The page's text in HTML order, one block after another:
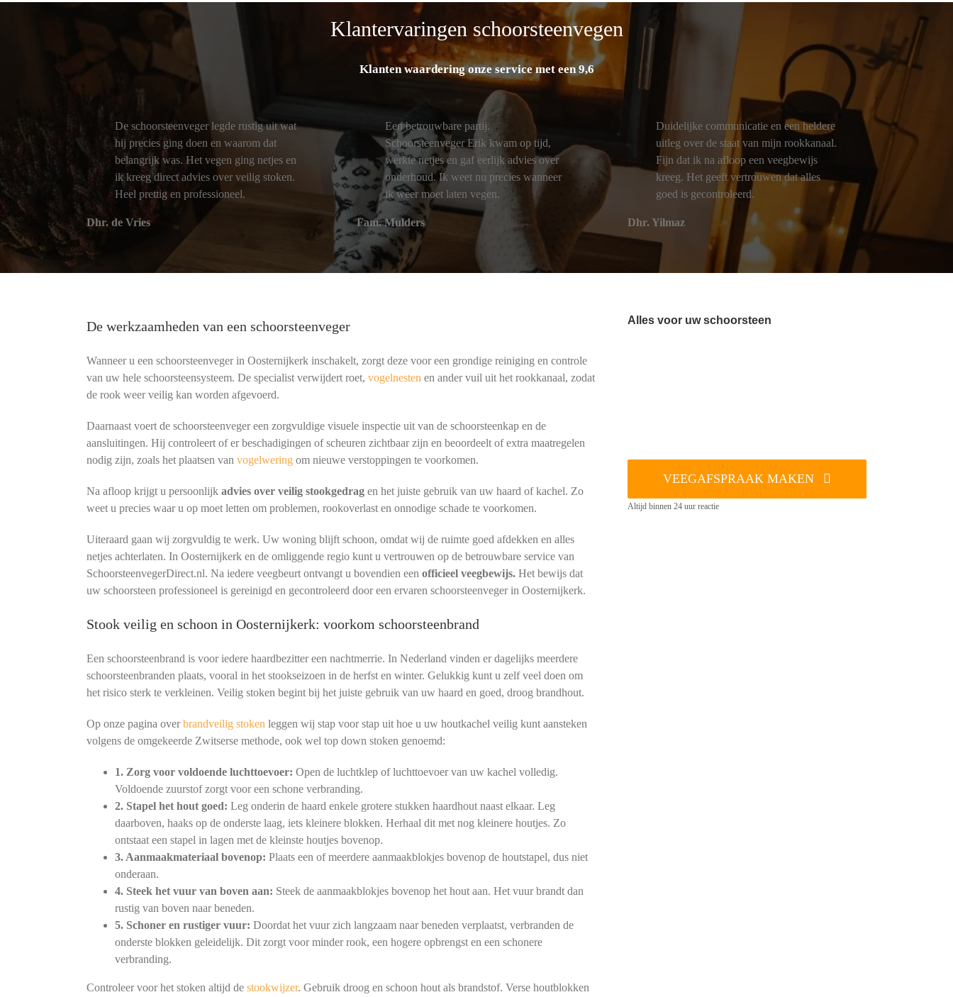
Klantervaringen schoorsteenvegen
Klanten waardering onze service met een 9,6
De schoorsteenveger legde rustig uit wat
hij precies ging doen en waarom dat
belangrijk was. Het vegen ging netjes en
ik kreeg direct advies over veilig stoken.
Heel prettig en professioneel.
Dhr. de Vries
Een betrouwbare partij.
Schoorsteenveger Erik kwam op tijd,
werkte netjes en gaf eerlijk advies over
onderhoud. Ik weet nu precies wanneer
ik weer moet laten vegen.
Fam. Mulders
Duidelijke communicatie en een heldere
uitleg over de staat van mijn rookkanaal.
Fijn dat ik na afloop een veegbewijs
kreeg. Het geeft vertrouwen dat alles
goed is gecontroleerd.
Dhr. Yilmaz
De werkzaamheden van een schoorsteenveger
Wanneer u een schoorsteenveger in Oosternijkerk inschakelt, zorgt deze voor een grondige reiniging en controle
van uw hele schoorsteensysteem. De specialist verwijdert roet, vogelnesten en ander vuil uit het rookkanaal, zodat
de rook weer veilig kan worden afgevoerd.
Daarnaast voert de schoorsteenveger een zorgvuldige visuele inspectie uit van de schoorsteenkap en de
aansluitingen. Hij controleert of er beschadigingen of scheuren zichtbaar zijn en beoordeelt of extra maatregelen
nodig zijn, zoals het plaatsen van vogelweringom nieuwe verstoppingen te voorkomen.
Na afloop krijgt u persoonlijk advies over veilig stookgedragen het juiste gebruik van uw haard of kachel. Zo
weet u precies waar u op moet letten om problemen, rookoverlast en onnodige schade te voorkomen.
Uiteraard gaan wij zorgvuldig te werk. Uw woning blijft schoon, omdat wij de ruimte goed afdekken en alles
netjes achterlaten. In Oosternijkerk en de omliggende regio kunt u vertrouwen op de betrouwbare service van
SchoorsteenvegerDirect.nl. Na iedere veegbeurt ontvangt u bovendien een officieel veegbewijs. Het bewijs dat
uw schoorsteen professioneel is gereinigd en gecontroleerd door een ervaren schoorsteenveger in Oosternijkerk.
Stook veilig en schoon in Oosternijkerk: voorkom schoorsteenbrand
Een schoorsteenbrand is voor iedere haardbezitter een nachtmerrie. In Nederland vinden er dagelijks meerdere
schoorsteenbranden plaats, vooral in het stookseizoen in de herfst en winter. Gelukkig kunt u zelf veel doen om
het risico sterk te verkleinen. Veilig stoken begint bij het juiste gebruik van uw haard en goed, droog brandhout.
Op onze pagina overbrandveilig stoken leggen wij stap voor stap uit hoe u uw houtkachel veilig kunt aansteken
volgens de omgekeerde Zwitserse methode, ook wel top down stoken genoemd:
1. Zorg voor voldoende luchttoevoer: Open de luchtklep of luchttoevoer van uw kachel volledig.
Voldoende zuurstof zorgt voor een schone verbranding.
2. Stapel het hout goed: Leg onderin de haard enkele grotere stukken haardhout naast elkaar. Leg
daarboven, haaks op de onderste laag, iets kleinere blokken. Herhaal dit met nog kleinere houtjes. Zo
ontstaat een stapel in lagen met de kleinste houtjes bovenop.
3. Aanmaakmateriaal bovenop: Plaats een of meerdere aanmaakblokjes bovenop de houtstapel, dus niet
onderaan.
4. Steek het vuur van boven aan: Steek de aanmaakblokjes bovenop het hout aan. Het vuur brandt dan
rustig van boven naar beneden.
5. Schoner en rustiger vuur: Doordat het vuur zich langzaam naar beneden verplaatst, verbranden de
onderste blokken geleidelijk. Dit zorgt voor minder rook, een hogere opbrengst en een schonere
verbranding.
Controleer voor het stoken altijd de stookwijzer. Gebruik droog en schoon hout als brandstof. Verse houtblokken
Alles voor uw schoorsteen
VEEGAFSPRAAK MAKEN
Altijd binnen 24 uur reactie